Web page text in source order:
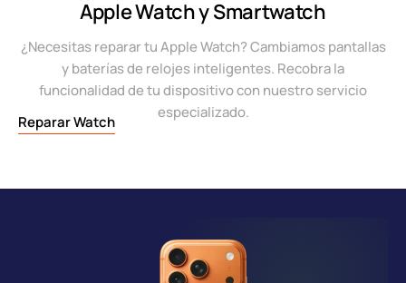
Apple Watch y Smartwatch
¿Necesitas reparar tu Apple Watch? Cambiamos pantallas
y baterías de relojes inteligentes. Recobra la
funcionalidad de tu dispositivo con nuestro servicio
especializado.
Reparar Watch